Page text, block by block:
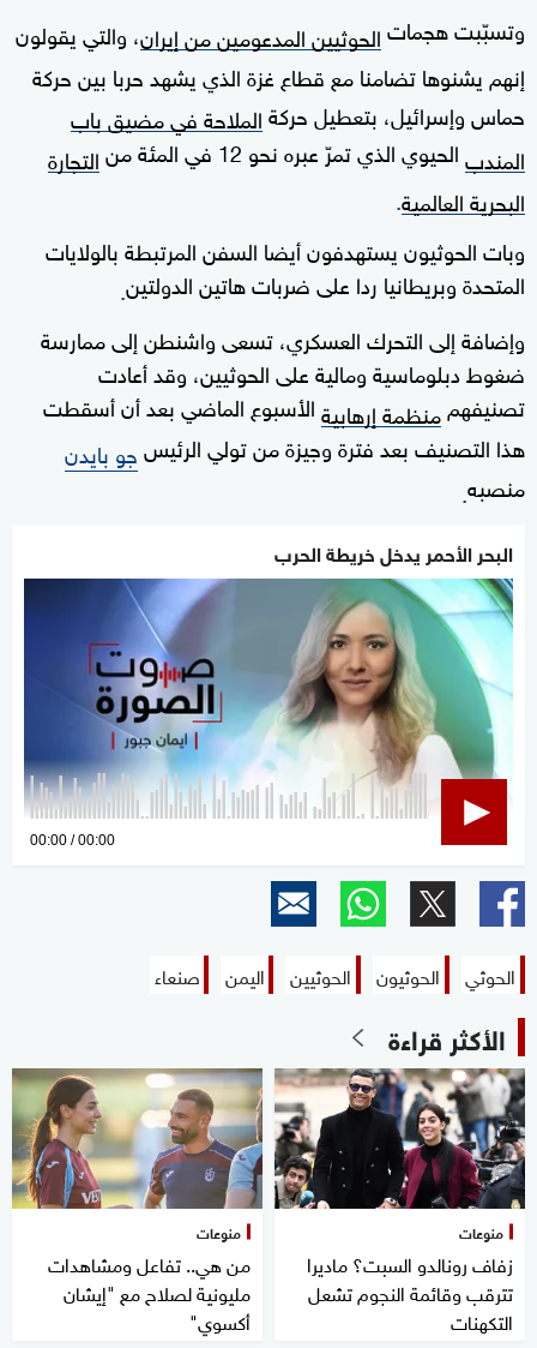
وتسبّبت هجماتالحوثيين المدعومين من إيران، والتي يقولون
إنهم يشنوها تضامنا مع قطاع غزة الذي يشهد حربا بين حركة
حماس وإسرائيل، بتعطيل حركةالملاحة في مضيق باب
المندبالحيوي الذي تمرّ عبره نحو 12 في المئة من
التجارة
البحرية العالمية.
وبات الحوثيون يستهدفون أيضا السفن المرتبطة بالولايات
المتحدة وبريطانيا ردا على ضربات هاتين الدولتين.
وإضافة إلى التحرك العسكري، تسعى واشنطن إلى ممارسة
ضغوط دبلوماسية ومالية على الحوثيين، وقد أعادت
تصنيفهممنظمة إرهابيةالأسبوع الماضي بعد أن أسقطت
هذا التصنيف بعد فترة وجيزة من تولي الرئيسجو بايدن
منصبه.
البحر الأحمر يدخل خريطة الحرب
0
00:00 00:00
الحوثي الحوثيون الحوثيين اليمن صنعاء
الأكثر قراءة
منوعات
زفاف رونالدو السبت؟ ماديرا
تترقب وقائمة النجوم تشعل
التكهنات
منوعات
من هي.. تفاعل ومشاهدات
مليونية لصلاح مع "إيشان
أكسوي"